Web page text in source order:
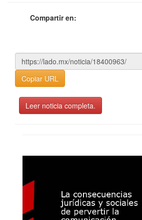
Compartir en:
Copiar URL
Leer noticia completa.